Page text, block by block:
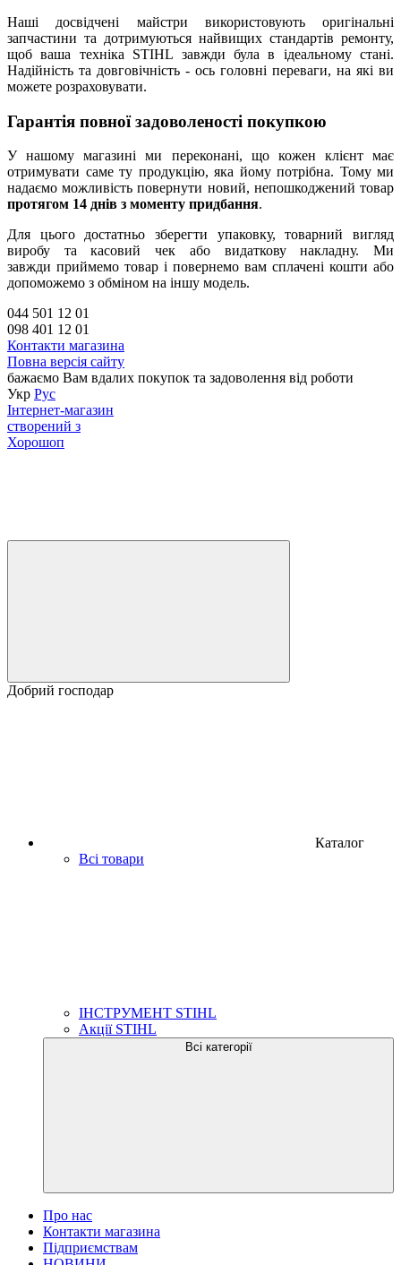
Наші досвідчені майстри використовують оригінальні
запчастини та дотримуються найвищих стандартів ремонту,
щоб ваша техніка STIHL завжди була в ідеальному стані.
Надійність та довговічність - ось головні переваги, на які ви
можете розраховувати.
Гарантія повної задоволеності покупкою
У нашому магазині ми переконані, що кожен клієнт має
отримувати саме ту продукцію, яка йому потрібна. Тому ми
надаємо можливість повернути новий, непошкоджений товар
протягом 14 днів з моменту придбання.
Для цього достатньо зберегти упаковку, товарний вигляд
виробу та касовий чек або видаткову накладну. Ми
завжди приймемо товар і повернемо вам сплачені кошти або
допоможемо з обміном на іншу модель.
044 501 12 01
098 401 12 01
Контакти магазина
Повна версія сайту
бажаємо Вам вдалих покупок та задоволення від роботи
Укр Рус
Інтернет-магазин
створений з
Хорошоп
Добрий господар
Каталог
Всі товари
ІНСТРУМЕНТ STIHL
Акції STIHL
Всі категорії
Про нас
Контакти магазина
Підприємствам